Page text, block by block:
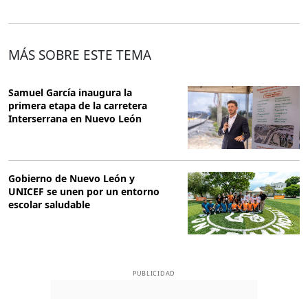
MÁS SOBRE ESTE TEMA
Samuel García inaugura la
primera etapa de la carretera
Interserrana en Nuevo León
Gobierno de Nuevo León y
UNICEF se unen por un entorno
escolar saludable
PUBLICIDAD